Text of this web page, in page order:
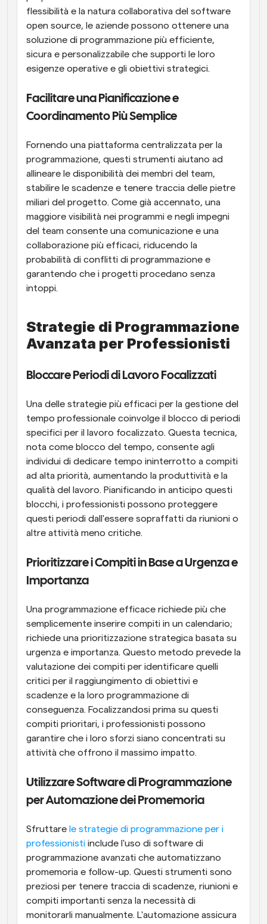
flessibilità e la natura collaborativa del software
open source, le aziende possono ottenere una
soluzione di programmazione più efficiente,
sicura e personalizzabile che supporti le loro
esigenze operative e gli obiettivi strategici.
Facilitare una Pianificazione e
Coordinamento Più Semplice
Fornendo una piattaforma centralizzata per la
programmazione, questi strumenti aiutano ad
allineare le disponibilità dei membri del team,
stabilire le scadenze e tenere traccia delle pietre
miliari del progetto. Come già accennato, una
maggiore visibilità nei programmi e negli impegni
del team consente una comunicazione e una
collaborazione più efficaci, riducendo la
probabilità di conflitti di programmazione e
garantendo che i progetti procedano senza
intoppi.
Strategie di Programmazione
Avanzata per Professionisti
Bloccare Periodi di Lavoro Focalizzati
Una delle strategie più efficaci per la gestione del
tempo professionale coinvolge il blocco di periodi
specifici per il lavoro focalizzato. Questa tecnica,
nota come blocco del tempo, consente agli
individui di dedicare tempo ininterrotto a compiti
ad alta priorità, aumentando la produttività e la
qualità del lavoro. Pianificando in anticipo questi
blocchi, i professionisti possono proteggere
questi periodi dall'essere sopraffatti da riunioni o
altre attività meno critiche.
Prioritizzare i Compiti in Base a Urgenza e
Importanza
Una programmazione efficace richiede più che
semplicemente inserire compiti in un calendario;
richiede una prioritizzazione strategica basata su
urgenza e importanza. Questo metodo prevede la
valutazione dei compiti per identificare quelli
critici per il raggiungimento di obiettivi e
scadenze e la loro programmazione di
conseguenza. Focalizzandosi prima su questi
compiti prioritari, i professionisti possono
garantire che i loro sforzi siano concentrati su
attività che offrono il massimo impatto.
Utilizzare Software di Programmazione
per Automazione dei Promemoria
Sfruttare le strategie di programmazione per i
professionisti include l'uso di software di
programmazione avanzati che automatizzano
promemoria e follow-up. Questi strumenti sono
preziosi per tenere traccia di scadenze, riunioni e
compiti importanti senza la necessità di
monitorarli manualmente. L'automazione assicura